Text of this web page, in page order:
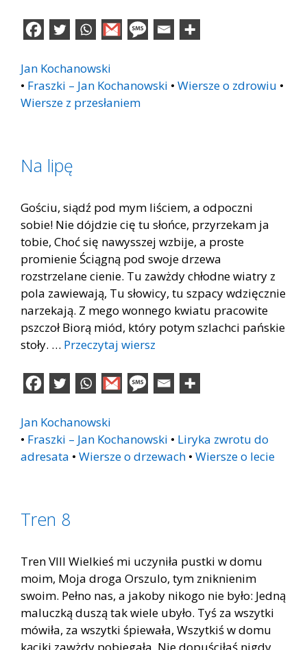
Jan Kochanowski
• Fraszki – Jan Kochanowski • Wiersze o zdrowiu •
Wiersze z przesłaniem
Na lipę
Gościu, siądź pod mym liściem, a odpoczni
sobie! Nie dójdzie cię tu słońce, przyrzekam ja
tobie, Choć się nawysszej wzbije, a proste
promienie Ściągną pod swoje drzewa
rozstrzelane cienie. Tu zawżdy chłodne wiatry z
pola zawiewają, Tu słowicy, tu szpacy wdzięcznie
narzekają. Z mego wonnego kwiatu pracowite
pszczoł Biorą miód, który potym szlachci pańskie
stoły. … Przeczytaj wiersz
Jan Kochanowski
• Fraszki – Jan Kochanowski • Liryka zwrotu do
adresata • Wiersze o drzewach • Wiersze o lecie
Tren 8
Tren VIII Wielkieś mi uczyniła pustki w domu
moim, Moja droga Orszulo, tym zniknienim
swoim. Pełno nas, a jakoby nikogo nie było: Jedną
maluczką duszą tak wiele ubyło. Tyś za wszytki
mówiła, za wszytki śpiewała, Wszytkiś w domu